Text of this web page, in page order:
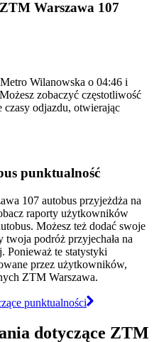
Warszawa 107
Wilanowska o 04:46 i
zobaczyć częstotliwość
czasy odjazdu, otwierając
punktualność
107 autobus przyjeżdża na
raporty użytkowników
Możesz też dodać swoje
twoja podróż przyjechała na
Ponieważ te statystyki
przez użytkowników,
ZTM Warszawa.
punktualności
dotyczące ZTM